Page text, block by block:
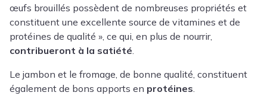
œufs brouillés possèdent de nombreuses propriétés et
constituent une excellente source de vitamines et de
protéines de qualité », ce qui, en plus de nourrir,
contribueront à la satiété
Le jambon et le fromage, de bonne qualité, constituent
également de bons apports en protéines